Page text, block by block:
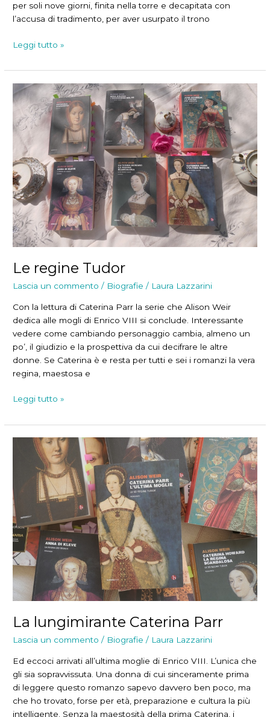
per soli nove giorni, finita nella torre e decapitata con
l’accusa di tradimento, per aver usurpato il trono
Regina
nove
giorni:
una
giovane
sacrificata
all’ambizione
Leggi tutto »
Le regine Tudor
Lascia un commento / Biografie / Laura Lazzarini
Con la lettura di Caterina Parr la serie che Alison Weir
dedica alle mogli di Enrico VIII si conclude. Interessante
vedere come cambiando personaggio cambia, almeno un
po’, il giudizio e la prospettiva da cui decifrare le altre
donne. Se Caterina è e resta per tutti e sei i romanzi la vera
regina, maestosa e
Le
Tudor
Leggi tutto »
La lungimirante Caterina Parr
Lascia un commento / Biografie / Laura Lazzarini
Ed eccoci arrivati all’ultima moglie di Enrico VIII. L’unica che
gli sia sopravvissuta. Una donna di cui sinceramente prima
di leggere questo romanzo sapevo davvero ben poco, ma
che ho trovato, forse per età, preparazione e cultura la più
intelligente. Senza la maestosità della prima Caterina, i